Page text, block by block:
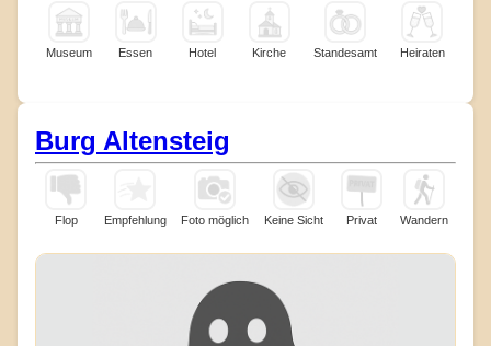
Museum Essen Hotel Kirche Standesamt Heiraten
Burg Altensteig
Flop Empfehlung Foto möglich Keine Sicht Privat Wandern